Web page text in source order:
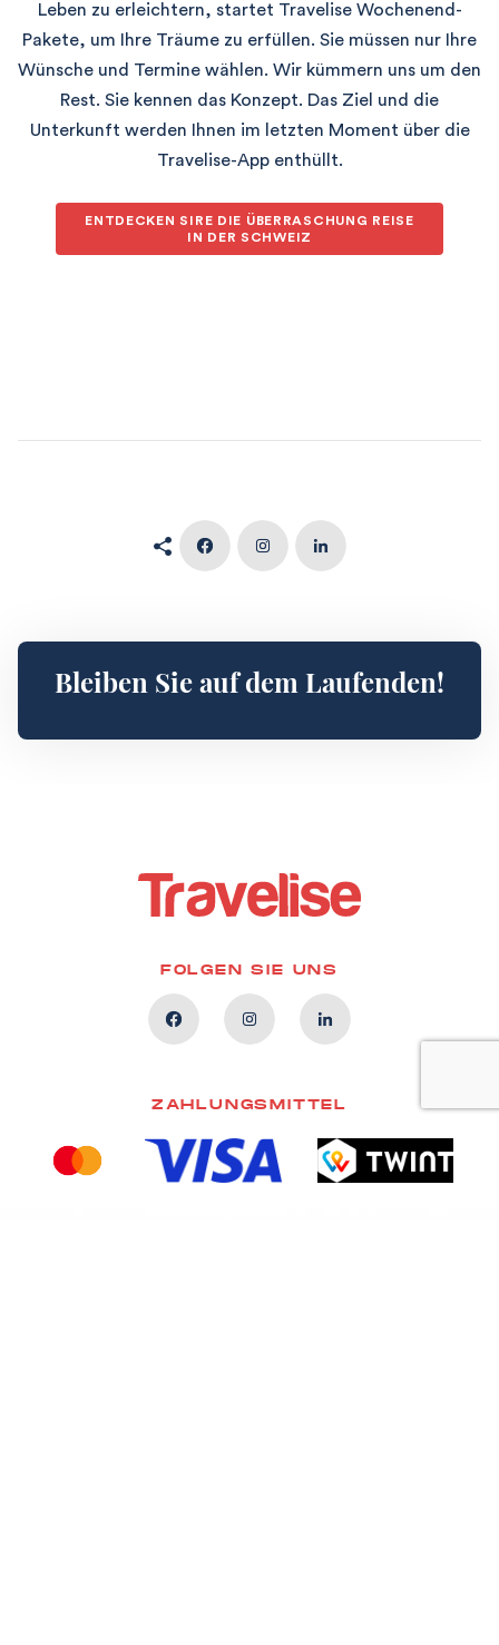
Leben zu erleichtern, startet Travelise Wochenend-
Pakete, um Ihre Träume zu erfüllen. Sie müssen nur Ihre
Wünsche und Termine wählen. Wir kümmern uns um den
Rest. Sie kennen das Konzept. Das Ziel und die
Unterkunft werden Ihnen im letzten Moment über die
Travelise-App enthüllt.
ENTDECKEN SIRE DIE ÜBERRASCHUNG REISE
IN DER SCHWEIZ
Bleiben Sie auf dem Laufenden!
FOLGEN SIE UNS
ZAHLUNGSMITTEL